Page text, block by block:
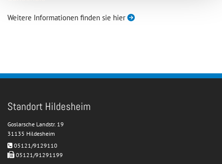
Weitere Informationen finden sie hier 
Standort Hildesheim
Goslarsche Landstr. 19
31135 Hildesheim
 05121/9129110
 05121/91291199